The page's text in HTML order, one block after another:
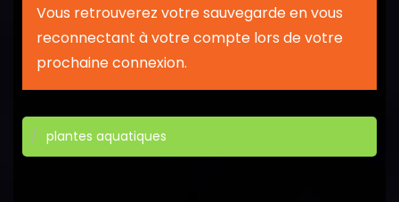
Vous retrouverez votre sauvegarde en vous
reconnectant à votre compte lors de votre
prochaine connexion.
plantes aquatiques